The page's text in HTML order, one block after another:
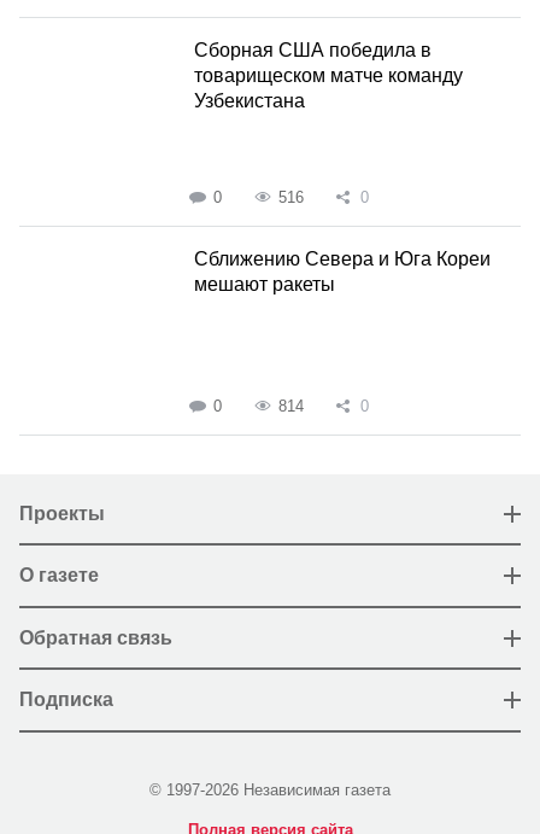
Сборная США победила в
товарищеском матче команду
Узбекистана
0 516 0
Сближению Севера и Юга Кореи
мешают ракеты
0 814 0
Проекты
О газете
Обратная связь
Подписка
© 1997-2026 Независимая газета
Полная версия сайта